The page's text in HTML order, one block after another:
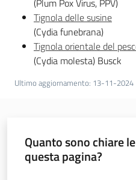
Agricoltura,
caccia e
Novità
Servizi
(Plum Pox Virus, PPV)
Tignola delle susine
(Cydia funebrana)
Tignola orientale del
(Cydia molesta) Busck
Ultimo aggiornamento: 13-11-2024
Quanto sono chiare
questa pagina?